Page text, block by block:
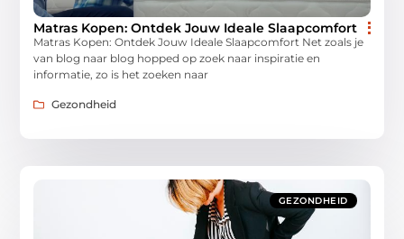
Matras Kopen: Ontdek Jouw Ideale Slaapcomfort
Matras Kopen: Ontdek Jouw Ideale Slaapcomfort Net zoals je
van blog naar blog hopped op zoek naar inspiratie en
informatie, zo is het zoeken naar
Gezondheid
GEZONDHEID